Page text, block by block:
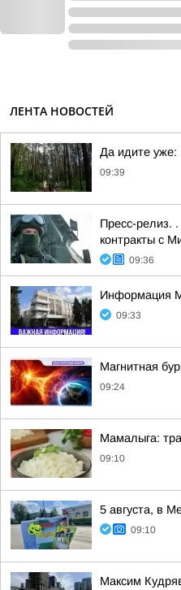
ЛЕНТА НОВОСТЕЙ
Да идите уже:
09:39
Пресс-релиз.
контракты с
09:36
Информация
09:33
Магнитная
09:24
Мамалыга:
09:10
5 августа, в
09:10
Максим